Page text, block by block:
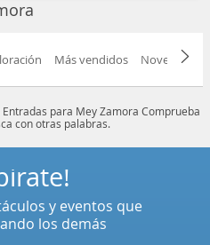
Más vendidos Novedad
para Mey Zamora Comprueba
con otras palabras.
y eventos que
los demás